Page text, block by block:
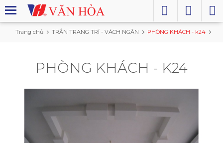
Trang chủ TRẦN TRANG TRÍ - VÁCH NGĂN PHÒNG KHÁCH - k24
PHÒNG KHÁCH - K24